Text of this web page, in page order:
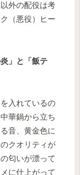
外の配役は考
（悪役）ヒー
」と「飯テ
入れているの
華鍋から立ち
音、黄金色に
クオリティが
匂いが漂って
に仕上がって